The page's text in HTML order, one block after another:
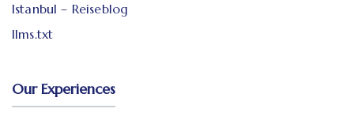
Istanbul – Reiseblog
llms.txt
Our Experiences